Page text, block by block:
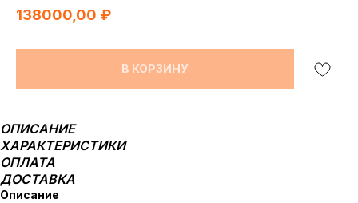
138000,00 ₽
В КОРЗИНУ
ОПИСАНИЕ
ХАРАКТЕРИСТИКИ
ОПЛАТА
ДОСТАВКА
Описание